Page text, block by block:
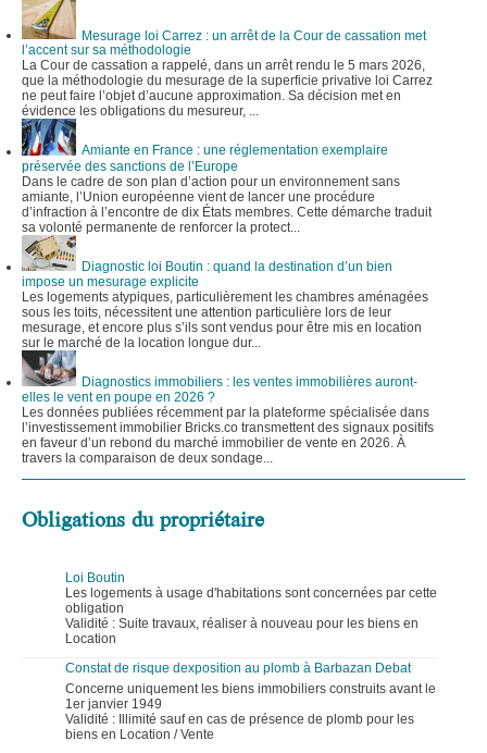
Mesurage loi Carrez : un arrêt de la Cour de cassation met
l’accent sur sa méthodologie
La Cour de cassation a rappelé, dans un arrêt rendu le 5 mars 2026,
que la méthodologie du mesurage de la superficie privative loi Carrez
ne peut faire l’objet d’aucune approximation. Sa décision met en
évidence les obligations du mesureur, ...
Amiante en France : une réglementation exemplaire
préservée des sanctions de l’Europe
Dans le cadre de son plan d’action pour un environnement sans
amiante, l’Union européenne vient de lancer une procédure
d’infraction à l’encontre de dix États membres. Cette démarche traduit
sa volonté permanente de renforcer la protect...
Diagnostic loi Boutin : quand la destination d’un bien
impose un mesurage explicite
Les logements atypiques, particulièrement les chambres aménagées
sous les toits, nécessitent une attention particulière lors de leur
mesurage, et encore plus s’ils sont vendus pour être mis en location
sur le marché de la location longue dur...
Diagnostics immobiliers : les ventes immobilières auront-
elles le vent en poupe en 2026 ?
Les données publiées récemment par la plateforme spécialisée dans
l’investissement immobilier Bricks.co transmettent des signaux positifs
en faveur d’un rebond du marché immobilier de vente en 2026. À
travers la comparaison de deux sondage...
Obligations du propriétaire
Loi Boutin
Les logements à usage d'habitations sont concernées par cette
obligation
Validité : Suite travaux, réaliser à nouveau pour les biens en
Location
Constat de risque dexposition au plomb à Barbazan Debat
Concerne uniquement les biens immobiliers construits avant le
1er janvier 1949
Validité : Illimité sauf en cas de présence de plomb pour les
biens en Location / Vente